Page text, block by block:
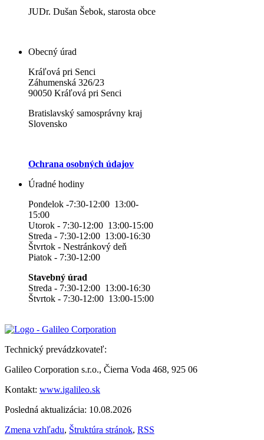
JUDr. Dušan Šebok, starosta obce
Obecný úrad
Kráľová pri Senci
Záhumenská 326/23
90050 Kráľová pri Senci
Bratislavský samosprávny kraj
Slovensko
Ochrana osobných údajov
Úradné hodiny
Pondelok -7:30-12:00 13:00-
15:00
Utorok - 7:30-12:00 13:00-15:00
Streda - 7:30-12:00 13:00-16:30
Štvrtok - Nestránkový deň
Piatok - 7:30-12:00
Stavebný úrad
Streda - 7:30-12:00 13:00-16:30
Štvrtok - 7:30-12:00 13:00-15:00
Technický prevádzkovateľ:
Galileo Corporation s.r.o., Čierna Voda 468, 925 06
Kontakt: www.igalileo.sk
Posledná aktualizácia: 10.08.2026
Zmena vzhľadu, Štruktúra stránok, RSS